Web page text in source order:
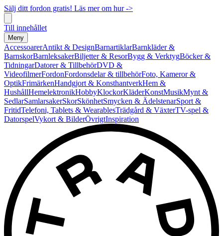
Sälj ditt fordon gratis! Läs mer om hur ->
Till innehållet
Meny
AccessoarerAntikt & DesignBarnartiklarBarnkläder &
BarnskorBarnleksakerBiljetter & ResorBygg & VerktygBöcker &
TidningarDatorer & TillbehörDVD &
VideofilmerFordonFordonsdelar & tillbehörFoto, Kameror &
OptikFrimärkenHandgjort & KonsthantverkHem &
HushållHemelektronikHobbyKlockorKläderKonstMusikMynt &
SedlarSamlarsakerSkorSkönhetSmycken & ÄdelstenarSport &
FritidTelefoni, Tablets & WearablesTrädgård & VäxterTV-spel &
DatorspelVykort & BilderÖvrigtInspiration